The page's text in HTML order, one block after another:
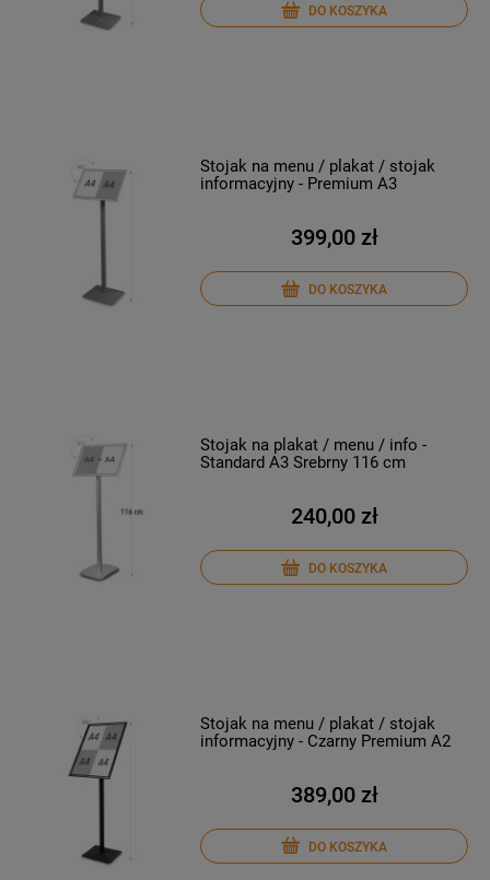
DO KOSZYKA
Stojak na menu / plakat / stojak
informacyjny - Premium A3
399,00 zł
DO KOSZYKA
Stojak na plakat / menu / info -
Standard A3 Srebrny 116 cm
240,00 zł
DO KOSZYKA
Stojak na menu / plakat / stojak
informacyjny - Czarny Premium A2
389,00 zł
DO KOSZYKA